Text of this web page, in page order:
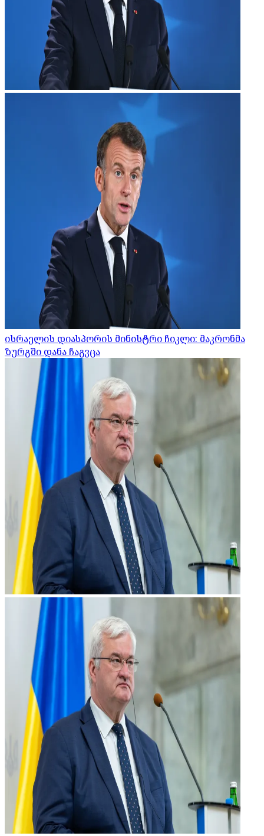
ისრაელის დიასპორის მინისტრი ჩიკლი: მაკრონმა
ზურგში დანა ჩაგვცა